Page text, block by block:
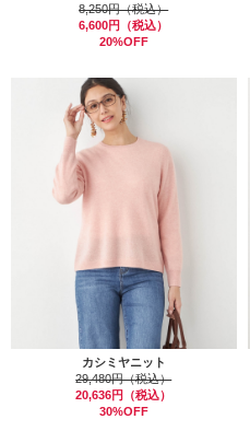
8,250円（税込）
6,600円（税込）
20%OFF
カシミヤニット
29,480円（税込）
20,636円（税込）
30%OFF